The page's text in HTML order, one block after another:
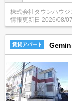
株式会社タウンハウ
情報更新日 2026/08/07
賃貸アパート